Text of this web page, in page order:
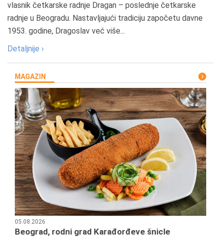
vlasnik četkarske radnje Dragan – poslednje četkarske
radnje u Beogradu. Nastavljajući tradiciju započetu davne
1953. godine, Dragoslav već više...
Detaljnije ›
MAGAZIN
05.08.2026
Beograd, rodni grad Karađorđeve šnicle